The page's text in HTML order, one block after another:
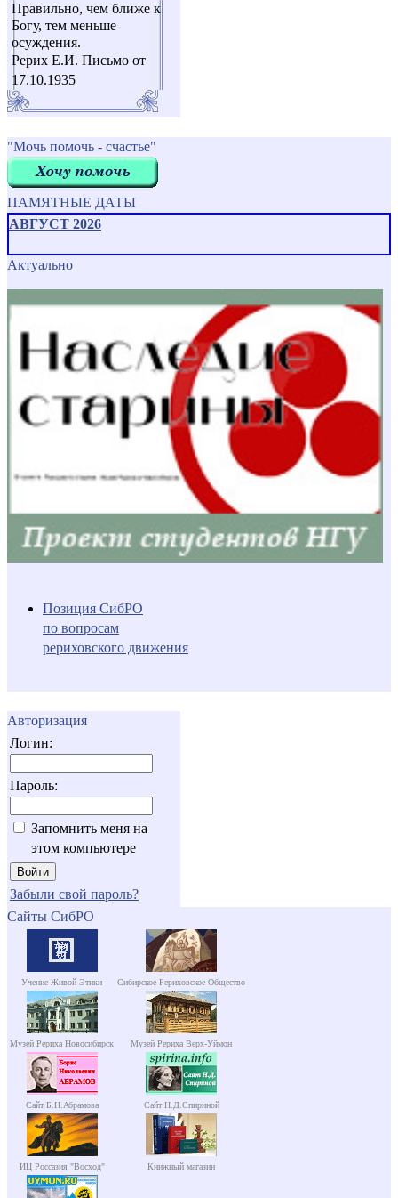
Правильно, чем ближе к
Богу, тем меньше
осуждения.
Рерих Е.И. Письмо от
17.10.1935
"Мочь помочь - счастье"
ПАМЯТНЫЕ ДАТЫ
АВГУСТ 2026
Актуально
Позиция СибРО
по вопросам
рериховского движения
Авторизация
Логин:
Пароль:
Запомнить меня на
этом компьютере
Забыли свой пароль?
Сайты СибРО
Учение Живой Этики Сибирское Рериховское Общество
Музей Рериха Новосибирск Музей Рериха Верх-Уймон
Сайт Б.Н.Абрамова Сайт Н.Д.Спириной
ИЦ Россазия "Восход" Книжный магазин